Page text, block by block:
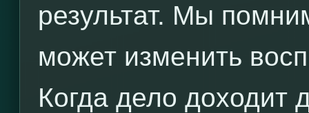
результат. Мы
может изменить
Когда дело доходит